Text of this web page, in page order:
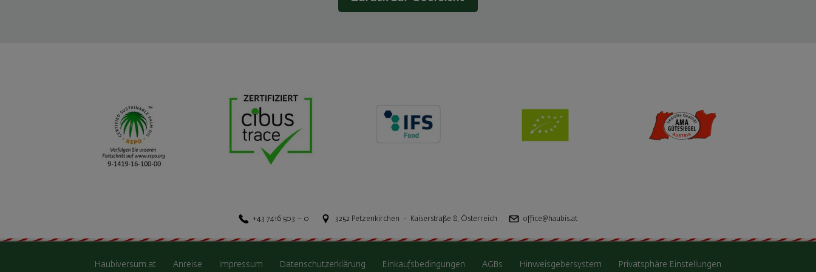
+43 7416 503 – 0 3252 Petzenkirchen - Kaiserstraße 8, Österreich office@haubis.at
Haubiversum.at Anreise Impressum Datenschutzerklärung Einkaufsbedingungen AGBs Hinweisgebersystem Privatsphäre Einstellungen